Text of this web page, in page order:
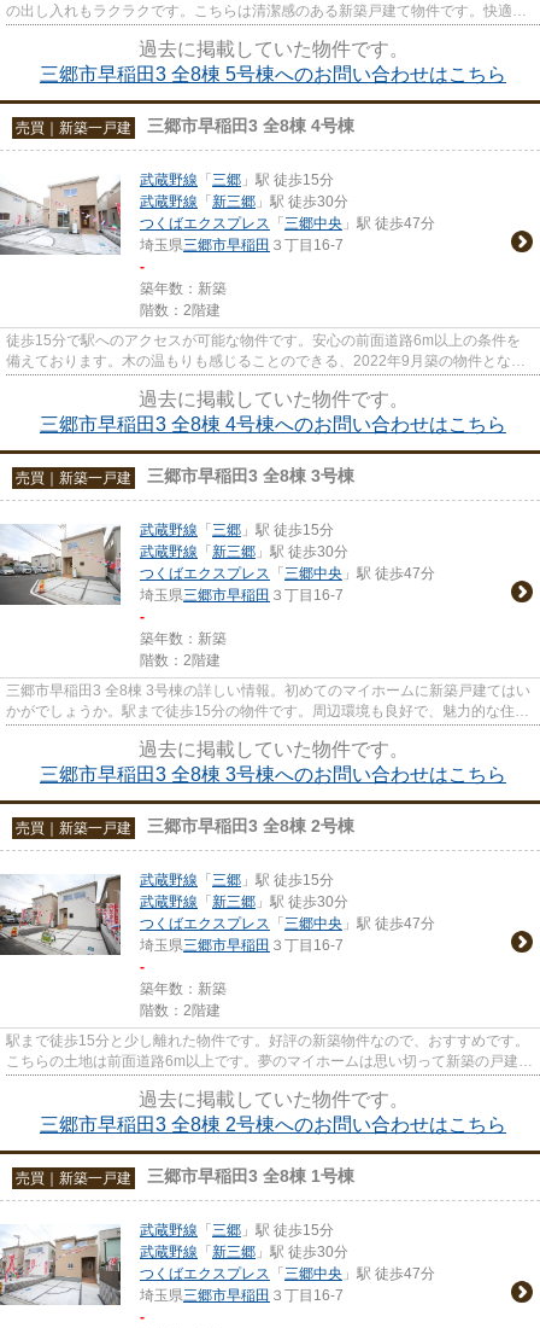
の出し入れもラクラクです。こちらは清潔感のある新築戸建て物件です。快適な
過去に掲載していた物件です。
三郷市早稲田3 全8棟 5号棟へのお問い合わせはこちら
売買｜新築一戸建 三郷市早稲田3 全8棟 4号棟
武蔵野線 「 三郷 」駅 徒歩15分
武蔵野線 「 新三郷 」駅 徒歩30分
つくばエクスプレス 「 三郷中央 」駅 徒歩47分
埼玉県三郷市早稲田 ３丁目16-7
-
築年数：新築
階数：2階建
徒歩15分で駅へのアクセスが可能な物件です。安心の前面道路6m以上の条件を
備えております。木の温もりも感じることのできる、2022年9月築の物件となり
過去に掲載していた物件です。
三郷市早稲田3 全8棟 4号棟へのお問い合わせはこちら
売買｜新築一戸建 三郷市早稲田3 全8棟 3号棟
武蔵野線 「 三郷 」駅 徒歩15分
武蔵野線 「 新三郷 」駅 徒歩30分
つくばエクスプレス 「 三郷中央 」駅 徒歩47分
埼玉県三郷市早稲田 ３丁目16-7
-
築年数：新築
階数：2階建
三郷市早稲田3 全8棟 3号棟の詳しい情報。初めてのマイホームに新築戸建てはい
かがでしょうか。駅まで徒歩15分の物件です。周辺環境も良好で、魅力的な住環
過去に掲載していた物件です。
三郷市早稲田3 全8棟 3号棟へのお問い合わせはこちら
売買｜新築一戸建 三郷市早稲田3 全8棟 2号棟
武蔵野線 「 三郷 」駅 徒歩15分
武蔵野線 「 新三郷 」駅 徒歩30分
つくばエクスプレス 「 三郷中央 」駅 徒歩47分
埼玉県三郷市早稲田 ３丁目16-7
-
築年数：新築
階数：2階建
駅まで徒歩15分と少し離れた物件です。好評の新築物件なので、おすすめです。
こちらの土地は前面道路6m以上です。夢のマイホームは思い切って新築の戸建て
過去に掲載していた物件です。
三郷市早稲田3 全8棟 2号棟へのお問い合わせはこちら
売買｜新築一戸建 三郷市早稲田3 全8棟 1号棟
武蔵野線 「 三郷 」駅 徒歩15分
武蔵野線 「 新三郷 」駅 徒歩30分
つくばエクスプレス 「 三郷中央 」駅 徒歩47分
埼玉県三郷市早稲田 ３丁目16-7
-